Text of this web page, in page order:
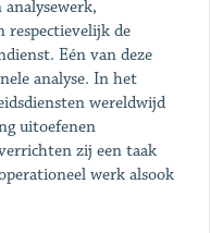
respectievelijk de
Eén van deze
analyse. In het
wereldwijd
uitoefenen
zij een taak
werk alsook